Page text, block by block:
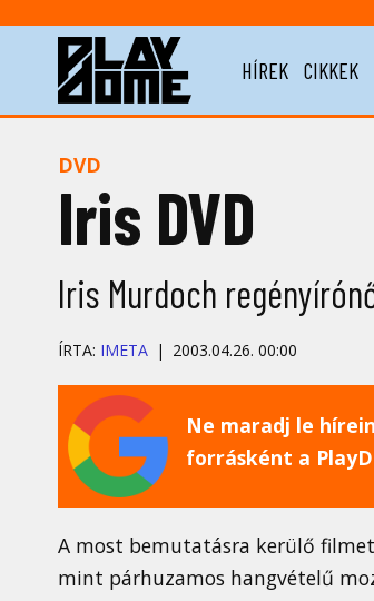
HÍREK CIKKEK
DVD
Iris DVD
Iris Murdoch
ÍRTA: IMETA 2003.04.26. 00:00
Ne maradj le
forrásként a
A most bemutatásra kerülő
mint párhuzamos hangvételű